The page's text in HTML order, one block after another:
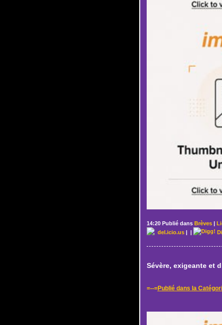
14:20 Publié dans Brèves|
del.icio.us| |
Sévère, exigeante et
=--=Publié dans la